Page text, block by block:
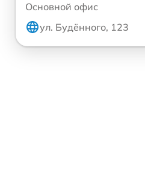
Основной офис
ул. Будённого, 123